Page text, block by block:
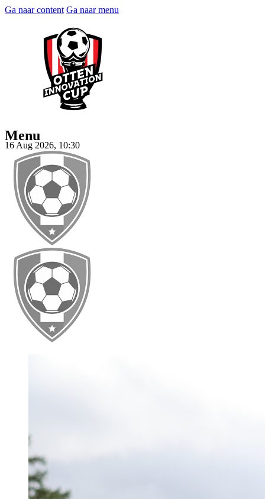
Ga naar content Ga naar menu
Menu
Tickets
16 Aug 2026, 10:30